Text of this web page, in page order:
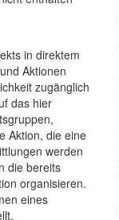
in direktem
Aktionen
zugänglich
das hier
Aktion, die eine
werden
die bereits
organisieren.
eines